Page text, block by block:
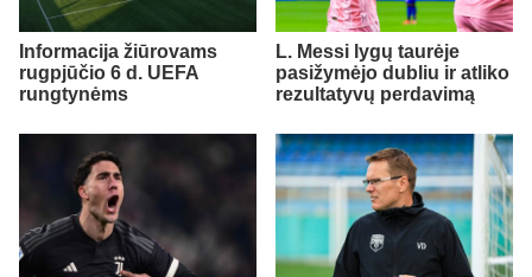
Informacija žiūrovams
rugpjūčio 6 d. UEFA
rungtynėms
L. Messi lygų taurėje
pasižymėjo dubliu ir atliko
rezultatyvų perdavimą